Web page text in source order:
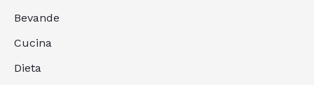
Bevande
Cucina
Dieta